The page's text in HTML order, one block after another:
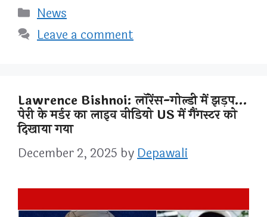
Categories
News
Leave a comment
Lawrence Bishnoi: लॉरेंस-गोल्डी में झड़प…
पेरी के मर्डर का लाइव वीडियो US में गैंगस्टर को
दिखाया गया
December 2, 2025 byDepawali